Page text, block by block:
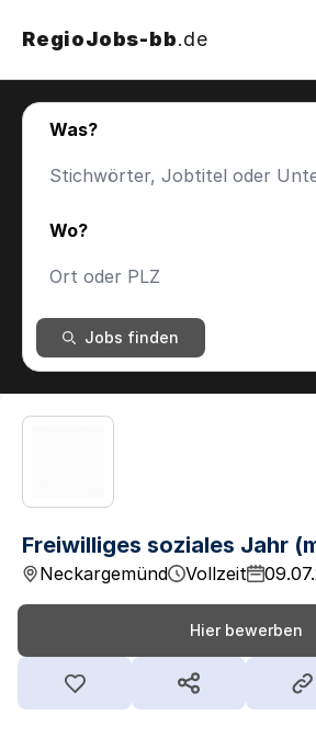
RegioJobs-bb.de
Was?
Wo?
Jobs finden
Freiwilliges soziales Jahr
Neckargemünd Vollzeit
Hier bewerben